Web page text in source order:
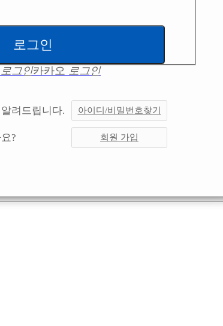
로그인카카오 로그인
려드립니다. 아이디/비밀번호찾기
? 회원 가입